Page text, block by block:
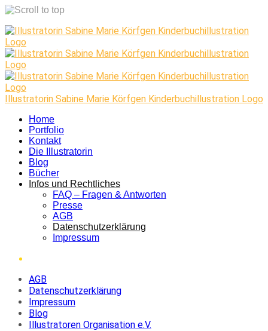
Skip
to
content
Illustratorin Sabine Marie Körfgen Kinderbuchillustration Logo
Home
Portfolio
Kontakt
Die Illustratorin
Blog
Bücher
Infos und Rechtliches
FAQ – Fragen & Antworten
Presse
AGB
Datenschutzerklärung
Impressum
AGB
Datenschutzerklärung
Impressum
Blog
Illustratoren Organisation e.V.